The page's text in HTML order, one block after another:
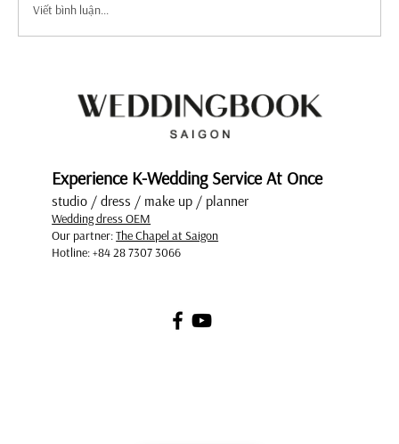
Sang Trọng Và Quý Phái
Viết bình luận...
Experience K-Wedding Service At Once
studio / dress / make up / planner
Wedding dress OEM
Our partner:The Chapel at Saigon
Hotline: +84 28 7307 3066